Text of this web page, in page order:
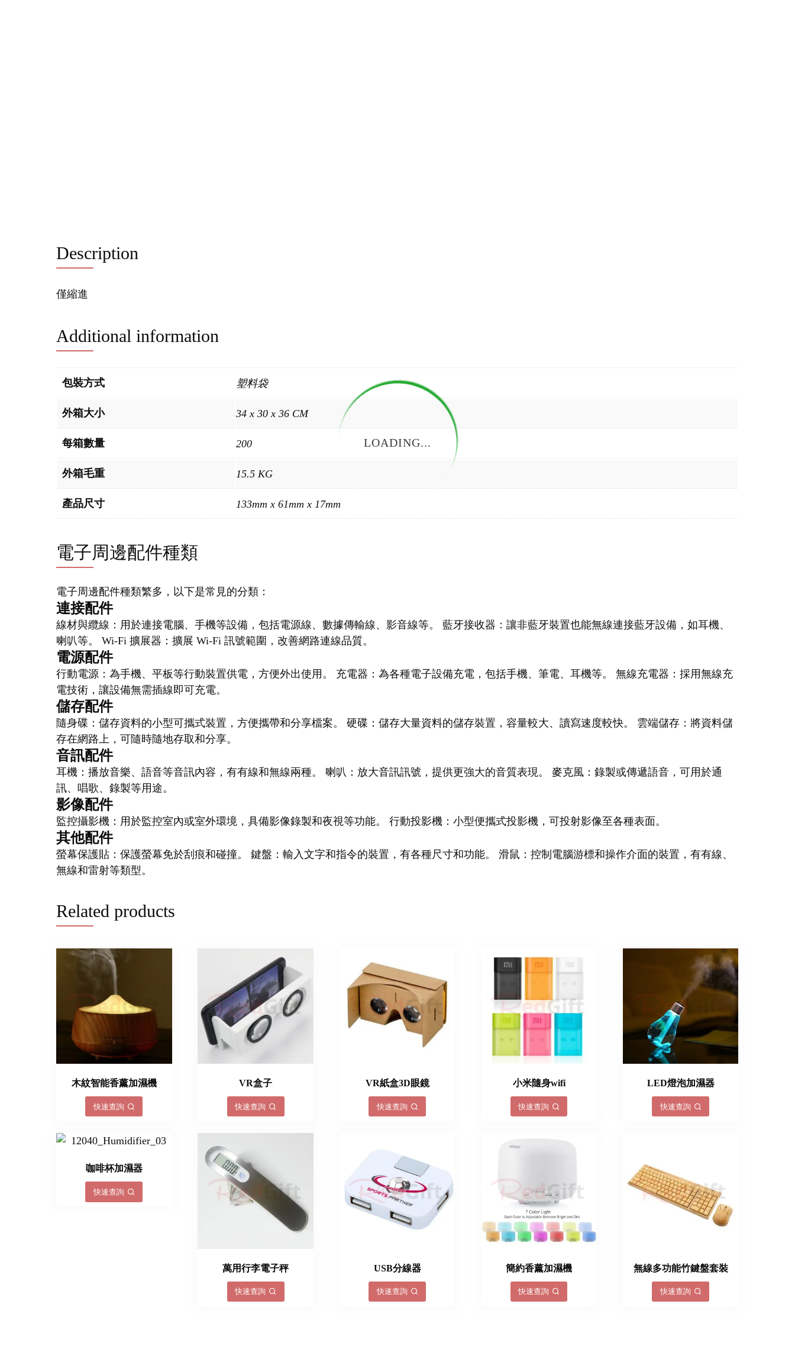
LOADING...
Description
僅縮進
Additional information
包裝方式 塑料袋
外箱大小 34 x 30 x 36 CM
每箱數量 200
外箱毛重 15.5 KG
產品尺寸 133mm x 61mm x 17mm
電子周邊配件種類
電子周邊配件種類繁多，以下是常見的分類：
連接配件
線材與纜線：用於連接電腦、手機等設備，包括電源線、數據傳輸線、影音線等。 藍牙接收器：讓非藍牙裝置也能無線連接藍牙設備，如耳機、
喇叭等。 Wi-Fi 擴展器：擴展 Wi-Fi 訊號範圍，改善網路連線品質。
電源配件
行動電源：為手機、平板等行動裝置供電，方便外出使用。 充電器：為各種電子設備充電，包括手機、筆電、耳機等。 無線充電器：採用無線充
電技術，讓設備無需插線即可充電。
儲存配件
隨身碟：儲存資料的小型可攜式裝置，方便攜帶和分享檔案。 硬碟：儲存大量資料的儲存裝置，容量較大、讀寫速度較快。 雲端儲存：將資料儲
存在網路上，可隨時隨地存取和分享。
音訊配件
耳機：播放音樂、語音等音訊內容，有有線和無線兩種。 喇叭：放大音訊訊號，提供更強大的音質表現。 麥克風：錄製或傳遞語音，可用於通
訊、唱歌、錄製等用途。
影像配件
監控攝影機：用於監控室內或室外環境，具備影像錄製和夜視等功能。 行動投影機：小型便攜式投影機，可投射影像至各種表面。
其他配件
螢幕保護貼：保護螢幕免於刮痕和碰撞。 鍵盤：輸入文字和指令的裝置，有各種尺寸和功能。 滑鼠：控制電腦游標和操作介面的裝置，有有線、
無線和雷射等類型。
Related products
木紋智能香薰加濕機
快速查詢
VR盒子
快速查詢
VR紙盒3D眼鏡
快速查詢
小米隨身wifi
快速查詢
LED燈泡加濕器
快速查詢
咖啡杯加濕器
快速查詢
萬用行李電子秤
快速查詢
USB分線器
快速查詢
簡約香薰加濕機
快速查詢
無線多功能竹鍵盤套裝
快速查詢